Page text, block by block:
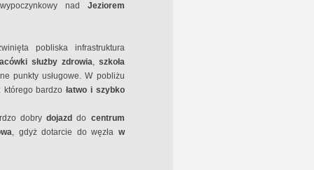
nad Jeziorem
pobliska infrastruktura
służby zdrowia, szkoła
punkty usługowe. W pobliżu
którego bardzo łatwo i szybko
dobrydojazddo centrum
, gdyż dotarcie do węzła w